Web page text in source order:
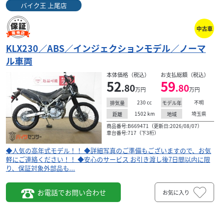
バイク王 上尾店
中古車
KLX230／ABS／インジェクションモデル／ノーマ
ル車両
本体価格（税込）
52.80万円
お支払総額（税込）
59.80万円
排気量 230 cc モデル年
不明
距離
1502 km 地域
埼玉県
商品番号:B669471（更新日:2026/08/07）
車台番号:717（下3桁）
◆人気の高年式モデル！！ ◆詳細写真のご準備もございますので、お気
軽にご連絡ください！！ ◆安心のサービス お引き渡し後7日間以内に限
り、保証対象外部品も...
お電話でお問い合わせ お気に入り